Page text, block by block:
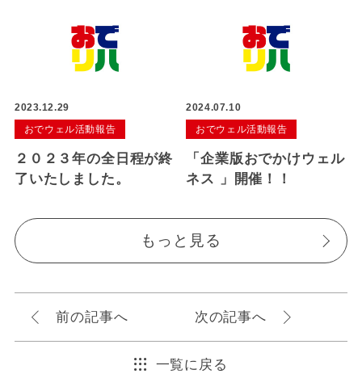
2023.12.29
おでウェル活動報告
２０２３年の全日程が終
了いたしました。
2024.07.10
おでウェル活動報告
「企業版おでかけウェル
ネス 」開催！！
もっと見る
前の記事へ
一覧に戻る
次の記事へ